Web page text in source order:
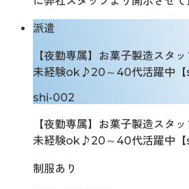
派遣
【夜勤専属】お菓子製造スタ
未経験ok♪20～40代活躍中【
shi-002
【夜勤専属】お菓子製造スタ
未経験ok♪20～40代活躍中【
制服あり